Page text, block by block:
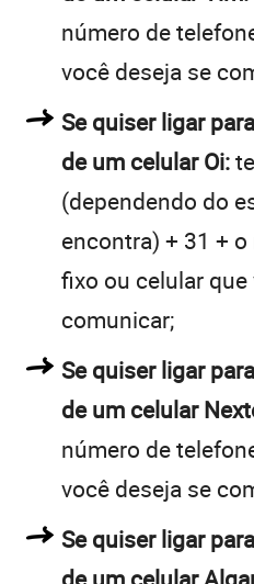
número de
você deseja se
Se quiser ligar
de um celular Oi:
(dependendo do
encontra) + 31 +
fixo ou celular
comunicar;
Se quiser ligar
de um celular
número de
você deseja se
Se quiser ligar